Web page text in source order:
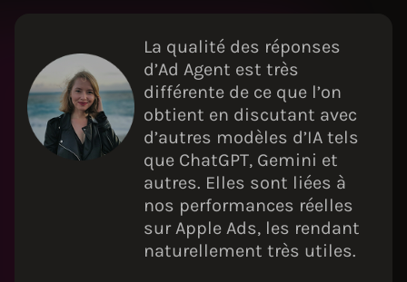
La qualité des réponses
d’Ad Agent est très
différente de ce que l’on
obtient en discutant avec
d’autres modèles d’IA tels
que ChatGPT, Gemini et
autres. Elles sont liées à
nos performances réelles
sur Apple Ads, les rendant
naturellement très utiles.